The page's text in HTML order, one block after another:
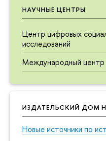
НАУЧНЫЕ ЦЕНТРЫ
Центр цифровых
исследований
Международный центр
ИЗДАТЕЛЬСКИЙ ДОМ
Новые источники по